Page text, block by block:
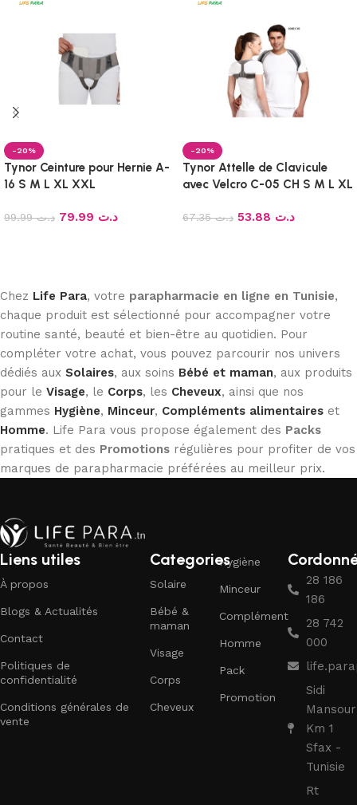
-20%
Tynor Ceinture pour Hernie A-
16 S M L XL XXL
د.ت99.99 د.ت
-20%
Tynor Attelle de Clavicule
avec Velcro C-05 CH S M L XL
د.ت67.35 د.ت
Chez Life Para, votre parapharmacie en ligne en Tunisie,
chaque produit est sélectionné pour accompagner votre
routine santé, beauté et bien-être au quotidien. Pour
compléter votre achat, vous pouvez parcourir nos univers
dédiés aux Solaires, aux soins Bébé et maman, aux produits
pour le Visage, le Corps, les Cheveux, ainsi que nos
gammes Hygiène, Minceur, Compléments alimentaires et
Homme. Life Para vous propose également des Packs
pratiques et des Promotions régulières pour profiter de vos
marques de parapharmacie préférées au meilleur prix.
Liens utiles
À propos
Blogs & Actualités
Contact
Politiques de
confidentialité
Conditions générales de
vente
Categories
Solaire
Bébé &
maman
Visage
Corps
Cheveux
Hygiène
Minceur
Complément
Homme
Pack
Promotion
28 186
186
28 742
000
Sidi
Mansour
Km 1
Sfax -
Tunisie
Rt